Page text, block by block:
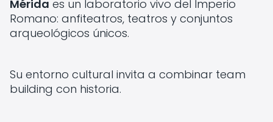
Mérida es un laboratorio vivo del Imperio
Romano: anfiteatros, teatros y conjuntos
arqueológicos únicos.
Su entorno cultural invita a combinar team
building con historia.